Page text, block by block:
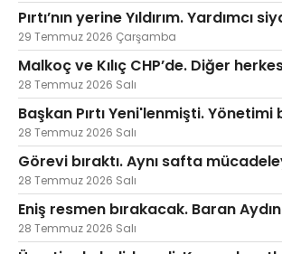
Pırtı’nın yerine Yıldırım. Yardımcı
29 Temmuz 2026 Çarşamba
Malkoç ve Kılıç CHP’de. Diğer
28 Temmuz 2026 Salı
Başkan Pırtı Yeni'lenmişti.
28 Temmuz 2026 Salı
Görevi bıraktı. Aynı safta
28 Temmuz 2026 Salı
Eniş resmen bırakacak. Baran
28 Temmuz 2026 Salı